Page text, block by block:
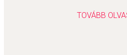
TOVÁBB